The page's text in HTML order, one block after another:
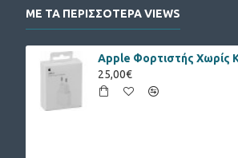
ΜΕ ΤΑ ΠΕΡΙΣΣΟΤΕΡΑ VIEWS
25,00€